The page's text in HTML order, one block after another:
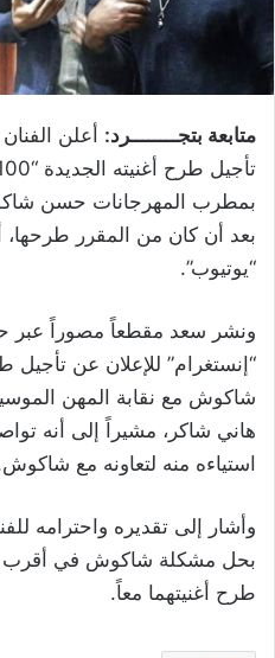
متابعة بتجــــــــرد: أعلن
بمطرب المهرجانات حسن
بعد أن كان من المقرر
“يوتيوب”.
ونشر سعد مقطعاً مصوراً عبر
“إنستغرام” للإعلان عن تأجيل
شاكوش مع نقابة المهن
هاني شاكر، مشيراً إلى أنه
استياءه منه لتعاونه مع شاكوش
وأشار إلى تقديره واحترامه
بحل مشكلة شاكوش في أقرب
طرح أغنيتهما معاً.